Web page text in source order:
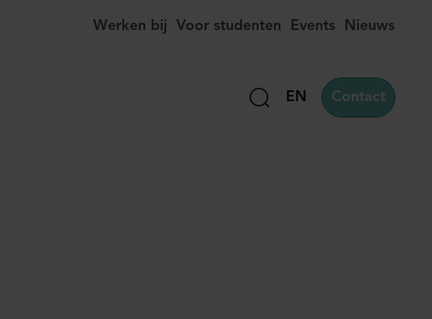
Werken bij Voor studenten Events Nieuws
ZoekEN Contact